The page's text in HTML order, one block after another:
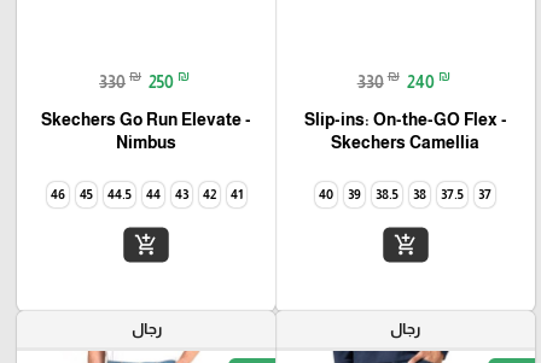
330 ₪ 240 ₪
Slip-ins: On-the-GO Flex -
Camellia‏ Skechers
37
37.5
38
38.5
39
40
add_shopping_cart
330 ₪ 250 ₪
Skechers Go Run Elevate -
Nimbus
41
42
43
44
44.5
45
46
add_shopping_cart
رجال رجال